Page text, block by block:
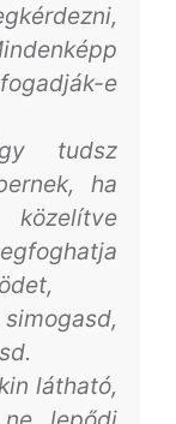
e
tudsz
ha
látható,